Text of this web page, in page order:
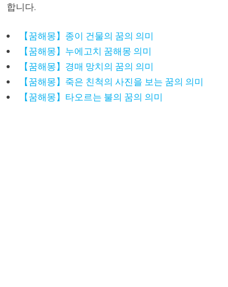
합니다.
【꿈해몽】종이 건물의 꿈의 의미
【꿈해몽】누에고치 꿈해몽 의미
【꿈해몽】경매 망치의 꿈의 의미
【꿈해몽】죽은 친척의 사진을 보는 꿈의 의미
【꿈해몽】타오르는 불의 꿈의 의미